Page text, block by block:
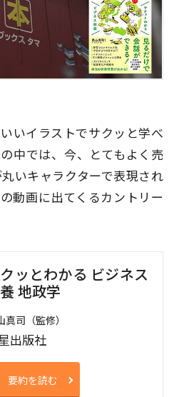
いイラストでサクッと学べ
中では、今、とてもよく売
いキャラクターで表現され
動画に出てくるカントリー
ッとわかる ビジネス
地政学
真司（監修）
出版社
要約を読む